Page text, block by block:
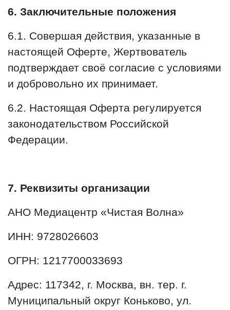
6. Заключительные положения
6.1. Совершая действия, указанные в
настоящей Оферте, Жертвователь
подтверждает своё согласие с условиями
и добровольно их принимает.
6.2. Настоящая Оферта регулируется
законодательством Российской
Федерации.
7. Реквизиты организации
АНО Медиацентр «Чистая Волна»
ИНН: 9728026603
ОГРН: 1217700033693
Адрес: 117342, г. Москва, вн. тер. г.
Муниципальный округ Коньково, ул.